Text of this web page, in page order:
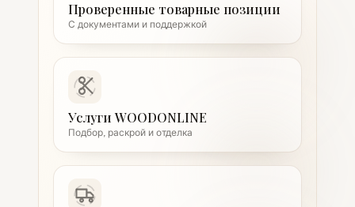
Проверенные товарные позиции
С документами и поддержкой
Услуги WOODONLINE
Подбор, раскрой и отделка